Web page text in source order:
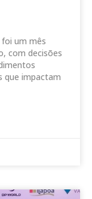
um mês
com decisões
que impactam